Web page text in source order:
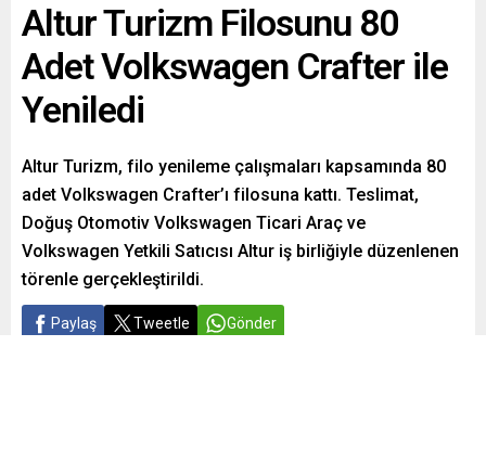
Altur Turizm Filosunu 80
Adet Volkswagen Crafter ile
Yeniledi
Altur Turizm, filo yenileme çalışmaları kapsamında 80
adet Volkswagen Crafter’ı filosuna kattı. Teslimat,
Doğuş Otomotiv Volkswagen Ticari Araç ve
Volkswagen Yetkili Satıcısı Altur iş birliğiyle düzenlenen
törenle gerçekleştirildi.
Paylaş Tweetle Gönder